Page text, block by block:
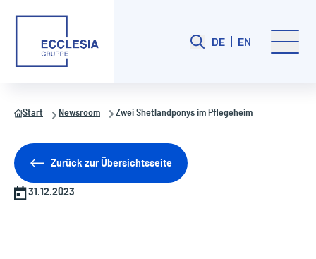
DE EN
Start Newsroom Zwei Shetlandponys im Pflegeheim
Zurück zur Übersichtsseite
31.12.2023